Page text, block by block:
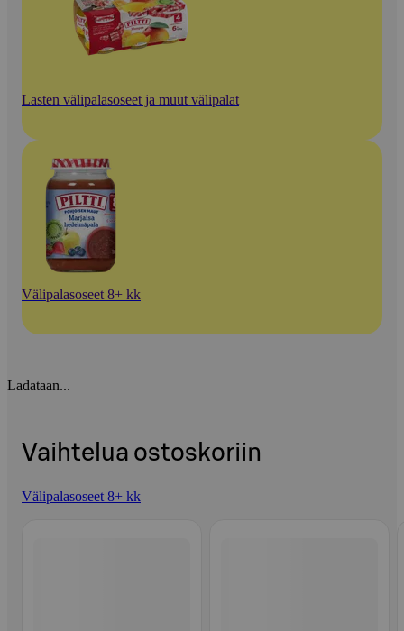
Lasten välipalasoseet ja muut välipalat
Välipalasoseet 8+ kk
Ladataan...
Vaihtelua ostoskoriin
Välipalasoseet 8+ kk